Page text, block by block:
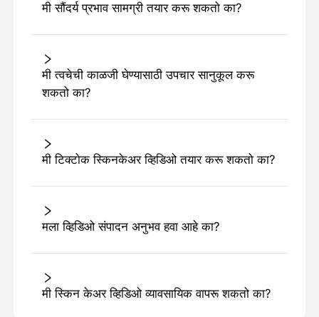
मी सौंदर्य प्रभाव सामग्री तयार करू शकतो का?
मी त्वचेची काळजी घेण्यासाठी उपचार सानुकूल करू
शकतो का?
मी टिक्टोक स्किनकेअर व्हिडिओ तयार करू शकतो का?
मला व्हिडिओ संपादन अनुभव हवा आहे का?
मी स्किन केअर व्हिडिओ व्यावसायिक वापरू शकतो का?